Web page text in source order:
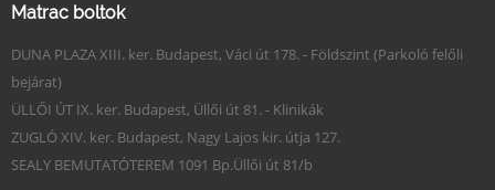
Matrac boltok
DUNA PLAZA XIII. ker. Budapest, Váci út 178. - Földszint (Parkoló felőli
bejárat)
ÜLLŐI ÚT IX. ker. Budapest, Üllői út 81. - Klinikák
ZUGLÓ XIV. ker. Budapest, Nagy Lajos kir. útja 127.
SEALY BEMUTATÓTEREM 1091 Bp.Üllői út 81/b